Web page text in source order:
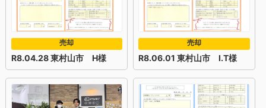
売却
R8.04.28 東村山市 H様
売却
R8.06.01 東村山市 I.T様